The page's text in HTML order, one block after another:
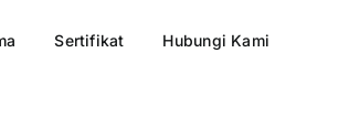
Sertifikat Hubungi Kami